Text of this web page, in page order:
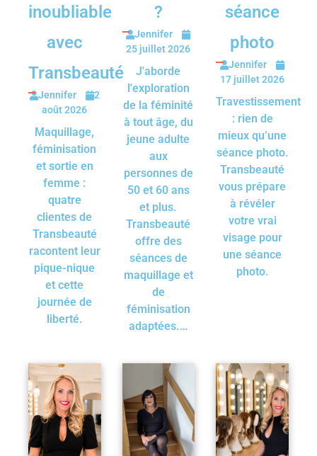
inoubliable
avec
Transbeauté
Jennifer
2
août 2026
Maquillage,
féminisation
et sortie en
femme :
quatre
clientes de
Transbeauté
racontent leur
pique-nique
et cette
journée de
liberté.
?
Jennifer
25 juillet 2026
J'aborde
l'exploration
de la féminité
à tout âge, du
jeune adulte
aux
personnes de
50 et 60 ans
et plus.
Transbeauté
offre des
séances de
maquillage et
de
féminisation
adaptées.…
séance
photo
Jennifer
17 juillet 2026
Travestissement
: rien de
mieux qu’une
séance photo.
Transbeauté
vous prépare
à révéler
votre vrai
visage pour
une séance
photo.